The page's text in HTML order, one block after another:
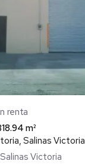
renta
m²
Salinas Victoria
Victoria